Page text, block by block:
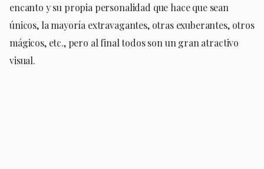
encanto y su propia personalidad que hace que sean
únicos, la mayoría extravagantes, otras exuberantes, otros
mágicos, etc., pero al final todos son un gran atractivo
visual.